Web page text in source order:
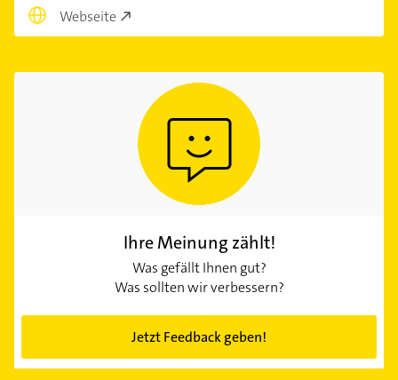
Webseite
Ihre Meinung zählt!
Was gefällt Ihnen gut?
Was sollten wir verbessern?
Jetzt Feedback geben!